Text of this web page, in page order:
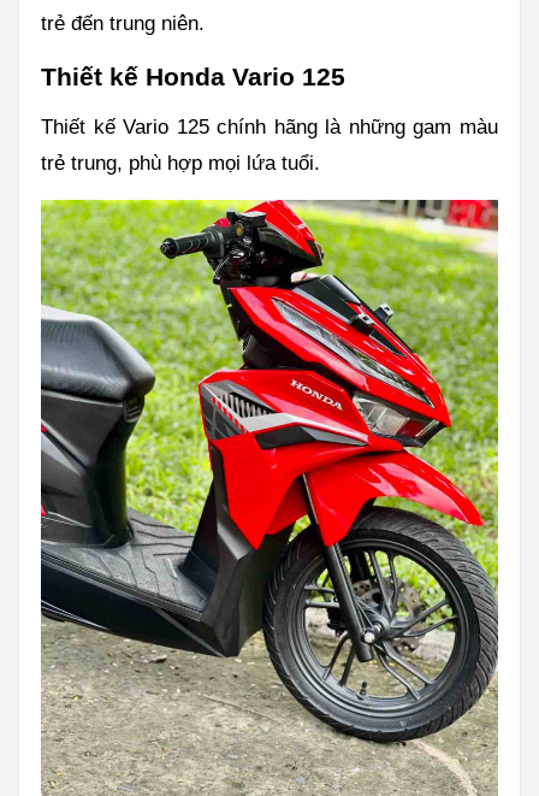
trẻ đến trung niên.
Thiết kế Honda Vario 125
Thiết kế Vario 125 chính hãng là những gam màu
trẻ trung, phù hợp mọi lứa tuổi.